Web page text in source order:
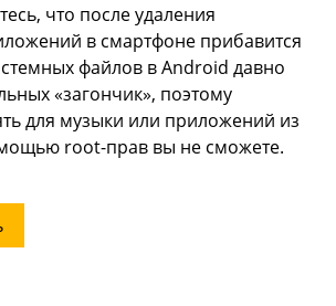
что после удаления
в смартфоне прибавится
файлов в Android давно
«загончик», поэтому
для музыки или приложений из
root-прав вы не сможете.